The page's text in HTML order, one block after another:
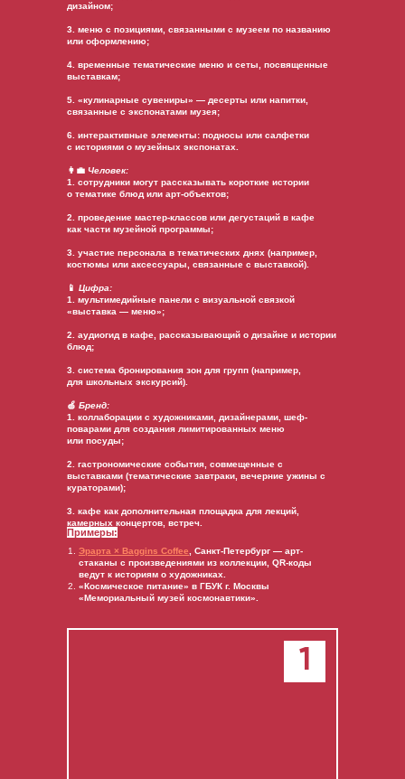
дизайном;
3. меню с позициями, связанными с музеем по названию
или оформлению;
4. временные тематические меню и сеты, посвященные
выставкам;
5. «кулинарные сувениры» — десерты или напитки,
связанные с экспонатами музея;
6. интерактивные элементы: подносы или салфетки
с историями о музейных экспонатах.
👩‍💼 Человек:
1. сотрудники могут рассказывать короткие истории
о тематике блюд или арт-объектов;
2. проведение мастер-классов или дегустаций в кафе
как части музейной программы;
3. участие персонала в тематических днях (например,
костюмы или аксессуары, связанные с выставкой).
📱 Цифра:
1. мультимедийные панели с визуальной связкой
«выставка — меню»;
2. аудиогид в кафе, рассказывающий о дизайне и истории
блюд;
3. система бронирования зон для групп (например,
для школьных экскурсий).
🍏 Бренд:
1. коллаборации с художниками, дизайнерами, шеф-
поварами для создания лимитированных меню
или посуды;
2. гастрономические события, совмещенные с
выставками (тематические завтраки, вечерние ужины с
кураторами);
3. кафе как дополнительная площадка для лекций,
камерных концертов, встреч.
Эрарта × Baggins Coffee , Санкт-Петербург — арт-
стаканы с произведениями из коллекции, QR-коды
ведут к историям о художниках.
«Космическое питание» в ГБУК г. Москвы
«Мемориальный музей космонавтики».
Примеры:
1